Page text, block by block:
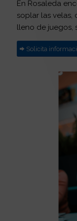
En Rosaleda
soplar las velas,
lleno de juegos,
Solicita